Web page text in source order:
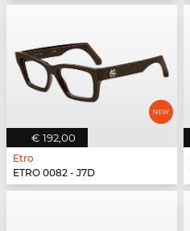
€ 192,00
Etro
ETRO 0082 - J7D